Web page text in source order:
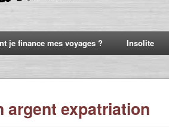
je finance mes voyages ? Insolite
argent expatriation